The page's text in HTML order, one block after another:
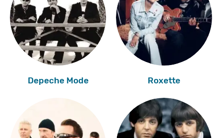
Depeche Mode Roxette